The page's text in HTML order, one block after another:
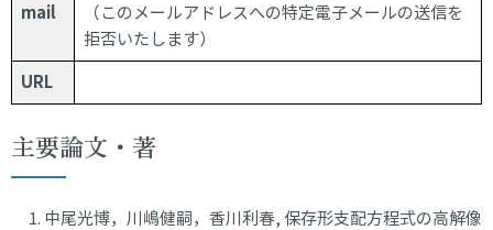
mail
（このメールアドレスへの特定電子メールの送信を
拒否いたします）
URL
主要論文・著
中尾光博，川嶋健嗣，香川利春, 保存形支配方程式の高解像